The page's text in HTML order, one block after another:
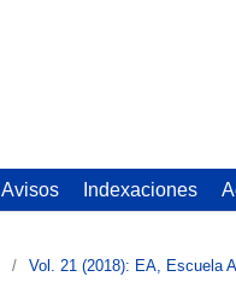
Avisos Indexaciones
/ Vol. 21 (2018): EA, Escuela